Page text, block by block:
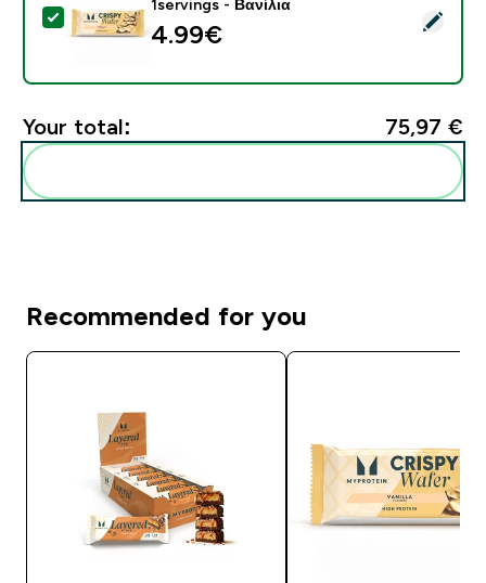
Select this product - Γκοφρέτα πρωτεΐνης (Δείγμα) -
1servings - Βανίλια
4.99€‎
Your total: 75,97 €‎
Recommended for you